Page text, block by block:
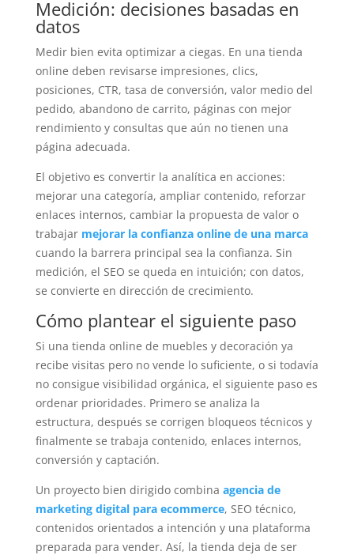
Medición: decisiones basadas en
datos
Medir bien evita optimizar a ciegas. En una tienda
online deben revisarse impresiones, clics,
posiciones, CTR, tasa de conversión, valor medio del
pedido, abandono de carrito, páginas con mejor
rendimiento y consultas que aún no tienen una
página adecuada.
El objetivo es convertir la analítica en acciones:
mejorar una categoría, ampliar contenido, reforzar
enlaces internos, cambiar la propuesta de valor o
trabajar mejorar la confianza online de una marca
cuando la barrera principal sea la confianza. Sin
medición, el SEO se queda en intuición; con datos,
se convierte en dirección de crecimiento.
Cómo plantear el siguiente paso
Si una tienda online de muebles y decoración ya
recibe visitas pero no vende lo suficiente, o si todavía
no consigue visibilidad orgánica, el siguiente paso es
ordenar prioridades. Primero se analiza la
estructura, después se corrigen bloqueos técnicos y
finalmente se trabaja contenido, enlaces internos,
conversión y captación.
Un proyecto bien dirigido combina agencia de
marketing digital para ecommerce, SEO técnico,
contenidos orientados a intención y una plataforma
preparada para vender. Así, la tienda deja de ser